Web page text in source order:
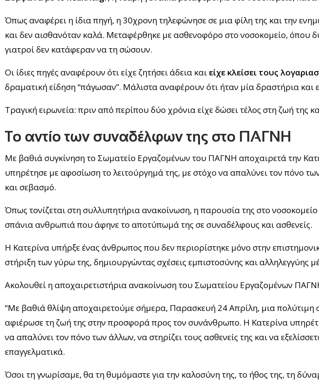
Όπως αναφέρει η ίδια πηγή, η 30χρονη τηλεφώνησε σε μια φίλη της και την
και δεν αισθανόταν καλά. Μεταφέρθηκε με ασθενοφόρο στο νοσοκομείο, όπου
γιατροί δεν κατάφεραν να τη σώσουν.
Οι ίδιες πηγές αναφέρουν ότι είχε ζητήσει άδεια και είχε κλείσει τους
δραματική είδηση “πάγωσαν”. Μάλιστα αναφέρουν ότι ήταν μία δραστήρια και
Τραγική ειρωνεία: πριν από περίπου δύο χρόνια είχε δώσει τέλος στη ζωή της
Το αντίο των συναδέλφων της στο ΠΑΓΝΗ
Με βαθιά συγκίνηση το Σωματείο Εργαζομένων του ΠΑΓΝΗ αποχαιρετά την
υπηρέτησε με αφοσίωση το λειτούργημά της, με στόχο να απαλύνει τον πόνο
και σεβασμό.
Όπως τονίζεται στη συλλυπητήρια ανακοίνωση, η παρουσία της στο
σπάνια ανθρωπιά που άφηνε το αποτύπωμά της σε συναδέλφους και ασθενείς.
Η Κατερίνα υπήρξε ένας άνθρωπος που δεν περιορίστηκε μόνο στην
στήριξη των γύρω της, δημιουργώντας σχέσεις εμπιστοσύνης και αλληλεγγύης
Ακολουθεί η αποχαιρετιστήρια ανακοίνωση του Σωματείου Εργαζομένων
“Με βαθιά θλίψη αποχαιρετούμε σήμερα, Παρασκευή 24 Απρίλη, μια πολύτιμη
αφιέρωσε τη ζωή της στην προσφορά προς τον συνάνθρωπο. Η Κατερίνα
να απαλύνει τον πόνο των άλλων, να στηρίζει τους ασθενείς της και να
επαγγελματικά.
Όσοι τη γνωρίσαμε, θα τη θυμόμαστε για την καλοσύνη της, το ήθος της, τη